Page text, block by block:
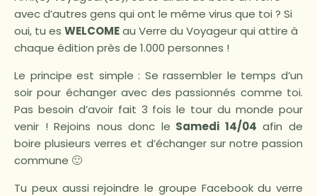
avec d’autres gens qui ont le même virus que toi ? Si
oui, tu es WELCOMEau Verre du Voyageur qui attire à
chaque édition près de 1.000 personnes !
Le principe est simple : Se rassembler le temps d’un
soir pour échanger avec des passionnés comme toi.
Pas besoin d’avoir fait 3 fois le tour du monde pour
venir ! Rejoins nous donc le Samedi 14/04 afin de
boire plusieurs verres et d’échanger sur notre passion
commune 🙂
Tu peux aussi rejoindre le groupe Facebook du verre